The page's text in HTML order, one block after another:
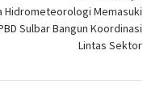
Hidrometeorologi Memasuki
Sulbar Bangun Koordinasi
Lintas Sektor